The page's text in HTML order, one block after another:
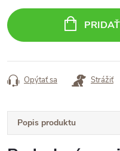
cena:
Opýtať sa Strážiť
Popis produktu